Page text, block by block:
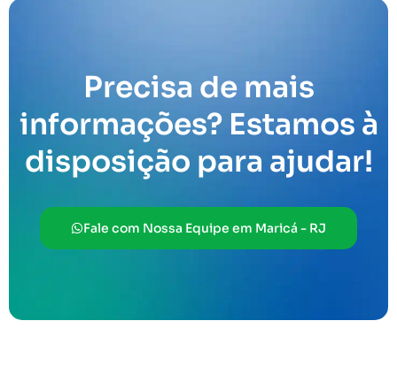
Precisa de mais
informações? Estamos à
disposição para ajudar!
Fale com Nossa Equipe em Maricá - RJ